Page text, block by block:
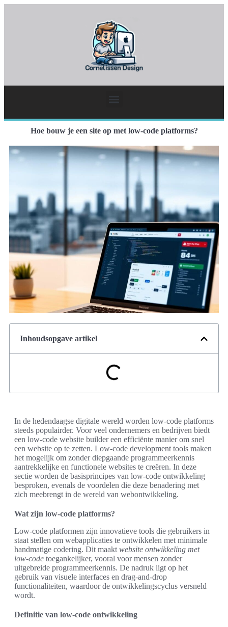
Hoe bouw je een site op met low-code platforms?
Inhoudsopgave artikel
In de hedendaagse digitale wereld worden low-code platforms
steeds populairder. Voor veel ondernemers en bedrijven biedt
een low-code website builder een efficiënte manier om snel
een website op te zetten. Low-code development tools maken
het mogelijk om zonder diepgaande programmeerkennis
aantrekkelijke en functionele websites te creëren. In deze
sectie worden de basisprincipes van low-code ontwikkeling
besproken, evenals de voordelen die deze benadering met
zich meebrengt in de wereld van webontwikkeling.
Wat zijn low-code platforms?
Low-code platformen zijn innovatieve tools die gebruikers in
staat stellen om webapplicaties te ontwikkelen met minimale
handmatige codering. Dit maakt website ontwikkeling met
low-code toegankelijker, vooral voor mensen zonder
uitgebreide programmeerkennis. De nadruk ligt op het
gebruik van visuele interfaces en drag-and-drop
functionaliteiten, waardoor de ontwikkelingscyclus versneld
wordt.
Definitie van low-code ontwikkeling